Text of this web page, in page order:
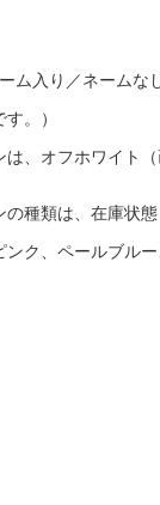
ム入り／ネームな
。）
、オフホワイト（
種類は、在庫状
ンク、ペールブル